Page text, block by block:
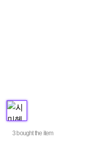
3 bought the item